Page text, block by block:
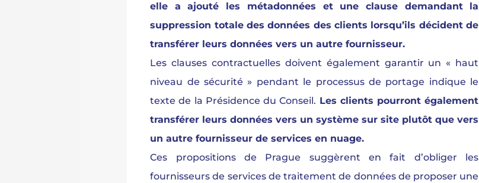
elle a ajouté les métadonnées et une clause demandant la
suppression totale des données des clients lorsqu’ils décident de
transférer leurs données vers un autre fournisseur.
Les clauses contractuelles doivent également garantir un « haut
niveau de sécurité » pendant le processus de portage indique le
texte de la Présidence du Conseil. Les clients pourront également
transférer leurs données vers un système sur site plutôt que vers
un autre fournisseur de services en nuage.
Ces propositions de Prague suggèrent en fait d’obliger les
fournisseurs de services de traitement de données de proposer une